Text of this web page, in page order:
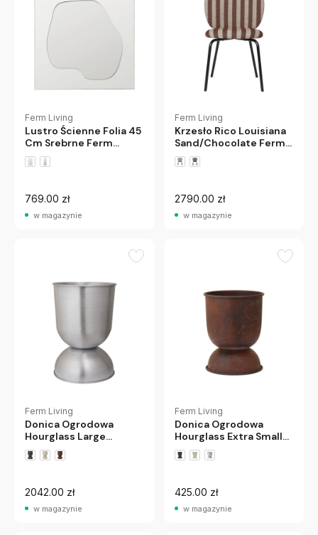
Ferm Living
Lustro Ścienne Folia 45
Cm Srebrne Ferm
Living
769.00 zł
w magazynie
Ferm Living
Krzesło Rico Louisiana
Sand/Chocolate Ferm
Living
2790.00 zł
w magazynie
Ferm Living
Donica Ogrodowa
Hourglass Large
Aluminiowa Ferm Living
2042.00 zł
w magazynie
Ferm Living
Donica Ogrodowa
Hourglass Extra Small
Rdzawa Ferm Living
425.00 zł
w magazynie